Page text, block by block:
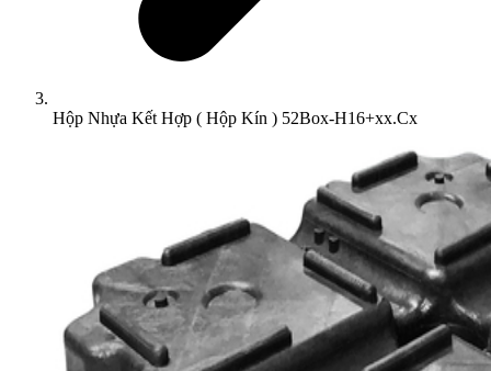
Hộp Nhựa Kết Hợp ( Hộp Kín ) 52Box-H16+xx.Cx